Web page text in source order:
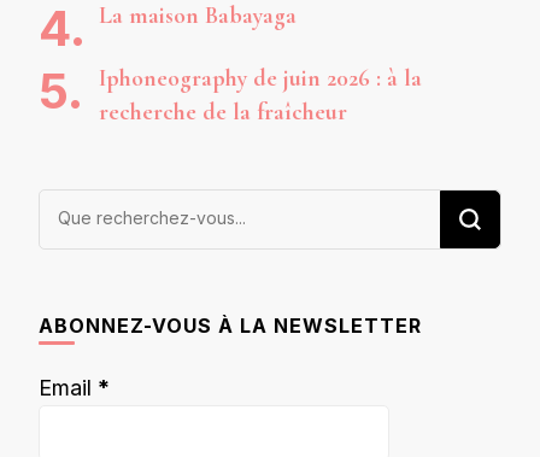
La maison Babayaga
Iphoneography de juin 2026 : à la
recherche de la fraîcheur
Vous
ABONNEZ-VOUS À LA NEWSLETTER
Email *